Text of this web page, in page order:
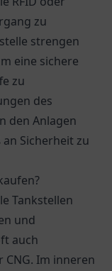
zu
strengen
eine sichere
zu
des
den Anlagen
Sicherheit zu
Tankstellen
und
auch
Im inneren